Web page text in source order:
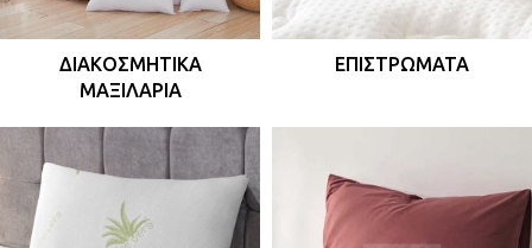
ΔΙΑΚΟΣΜΗΤΙΚΆ
ΜΑΞΙΛΆΡΙΑ
ΕΠΙΣΤΡΏΜΑΤΑ